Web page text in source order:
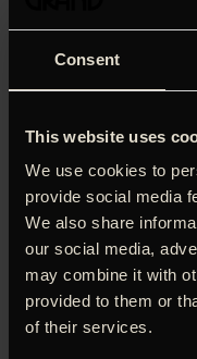
Consent
This website uses
We use cookies to
provide social media
We also share
our social media,
may combine it with
provided to them or
of their services.
‘En visuelt farverig,
Christensen,
‘Hvid støj’, der på én
lyrisk og absurd,